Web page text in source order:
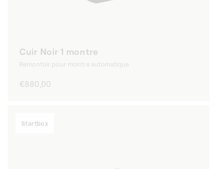
Cuir Noir 1 montre
Remontoir pour montre automatique
Prix
€880,00
Startbox